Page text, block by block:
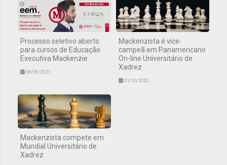
Processo seletivo aberto
para cursos de Educação
Executiva Mackenzie
08/06/2021
Mackenzista é vice-
campeã em Panamericano
On-line Universitário de
Xadrez
01/10/2020
Mackenzista compete em
Mundial Universitário de
Xadrez